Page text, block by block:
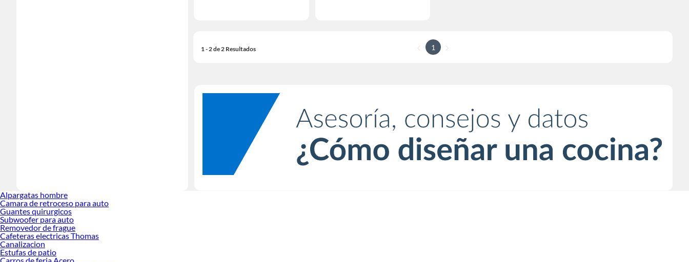
1 - 2 de 2 Resultados 1
Alpargatas hombre
Camara de retroceso para auto
Guantes quirurgicos
Subwoofer para auto
Removedor de frague
Cafeteras electricas Thomas
Canalizacion
Estufas de patio